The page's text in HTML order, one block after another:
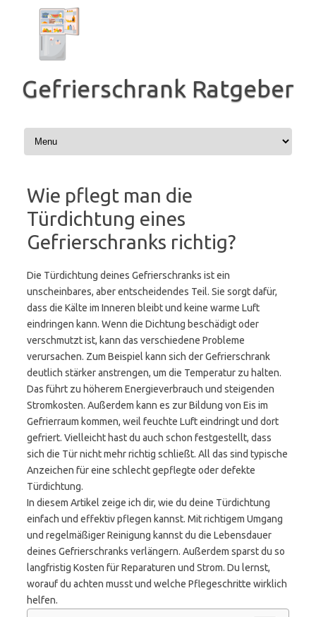
springen
Gefrierschrank Ratgeber
Wie pflegt man die
Türdichtung eines
Gefrierschranks richtig?
Die Türdichtung deines Gefrierschranks ist ein
unscheinbares, aber entscheidendes Teil. Sie sorgt dafür,
dass die Kälte im Inneren bleibt und keine warme Luft
eindringen kann. Wenn die Dichtung beschädigt oder
verschmutzt ist, kann das verschiedene Probleme
verursachen. Zum Beispiel kann sich der Gefrierschrank
deutlich stärker anstrengen, um die Temperatur zu halten.
Das führt zu höherem Energieverbrauch und steigenden
Stromkosten. Außerdem kann es zur Bildung von Eis im
Gefrierraum kommen, weil feuchte Luft eindringt und dort
gefriert. Vielleicht hast du auch schon festgestellt, dass
sich die Tür nicht mehr richtig schließt. All das sind typische
Anzeichen für eine schlecht gepflegte oder defekte
Türdichtung.
In diesem Artikel zeige ich dir, wie du deine Türdichtung
einfach und effektiv pflegen kannst. Mit richtigem Umgang
und regelmäßiger Reinigung kannst du die Lebensdauer
deines Gefrierschranks verlängern. Außerdem sparst du so
langfristig Kosten für Reparaturen und Strom. Du lernst,
worauf du achten musst und welche Pflegeschritte wirklich
helfen.